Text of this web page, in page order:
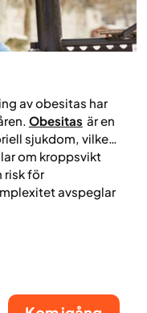
av obesitas har
Obesitas är en
sjukdom, vilket
om kroppsvikt
risk för
avspeglar